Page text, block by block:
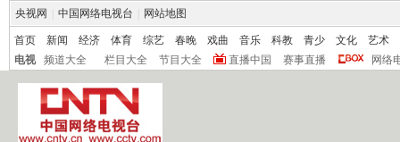
央视网 中国网络电视台 网站地图
首页 新闻 经济 体育 综艺 春晚 戏曲 音乐 科教 青少 文化
艺术
电视
频道大全 栏目大全 节目大全 直播中国 赛事直播 网络